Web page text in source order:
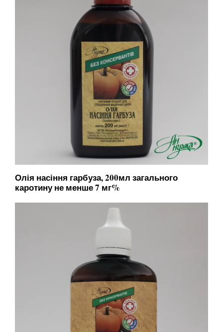
Олія насіння гарбуза, 200мл загального
каротину не менше 7 мг%